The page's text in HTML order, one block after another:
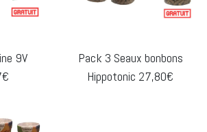
9V
Pack 3 Seaux bonbons
Hippotonic 27,80€